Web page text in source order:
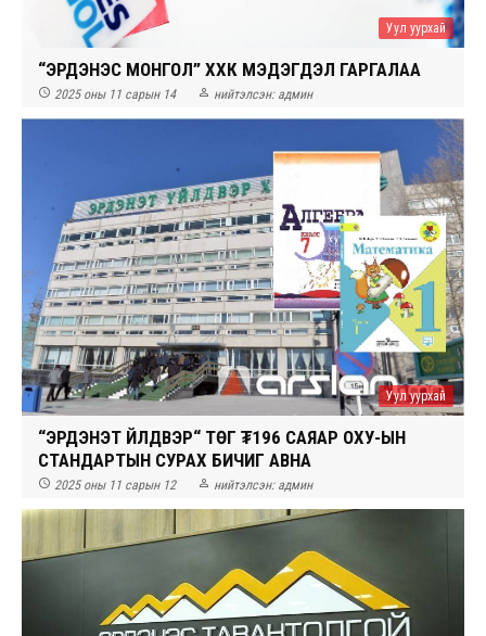
Уул уурхай
“ЭРДЭНЭС МОНГОЛ” ХХК МЭДЭГДЭЛ ГАРГАЛАА
 2025 оны 11 сарын 14  нийтэлсэн: админ
Уул уурхай
“ЭРДЭНЭТ ҮЙЛДВЭР“ ТӨҮГ ₮196 САЯАР ОХУ-ЫН
СТАНДАРТЫН СУРАХ БИЧИГ АВНА
 2025 оны 11 сарын 12  нийтэлсэн: админ